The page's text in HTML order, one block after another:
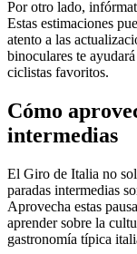
Por otro lado,
Estas estimaciones
atento a las
binoculares te
ciclistas favoritos.
Cómo
intermedias
El Giro de Italia no
paradas intermedias
Aprovecha estas
aprender sobre la
gastronomía típica